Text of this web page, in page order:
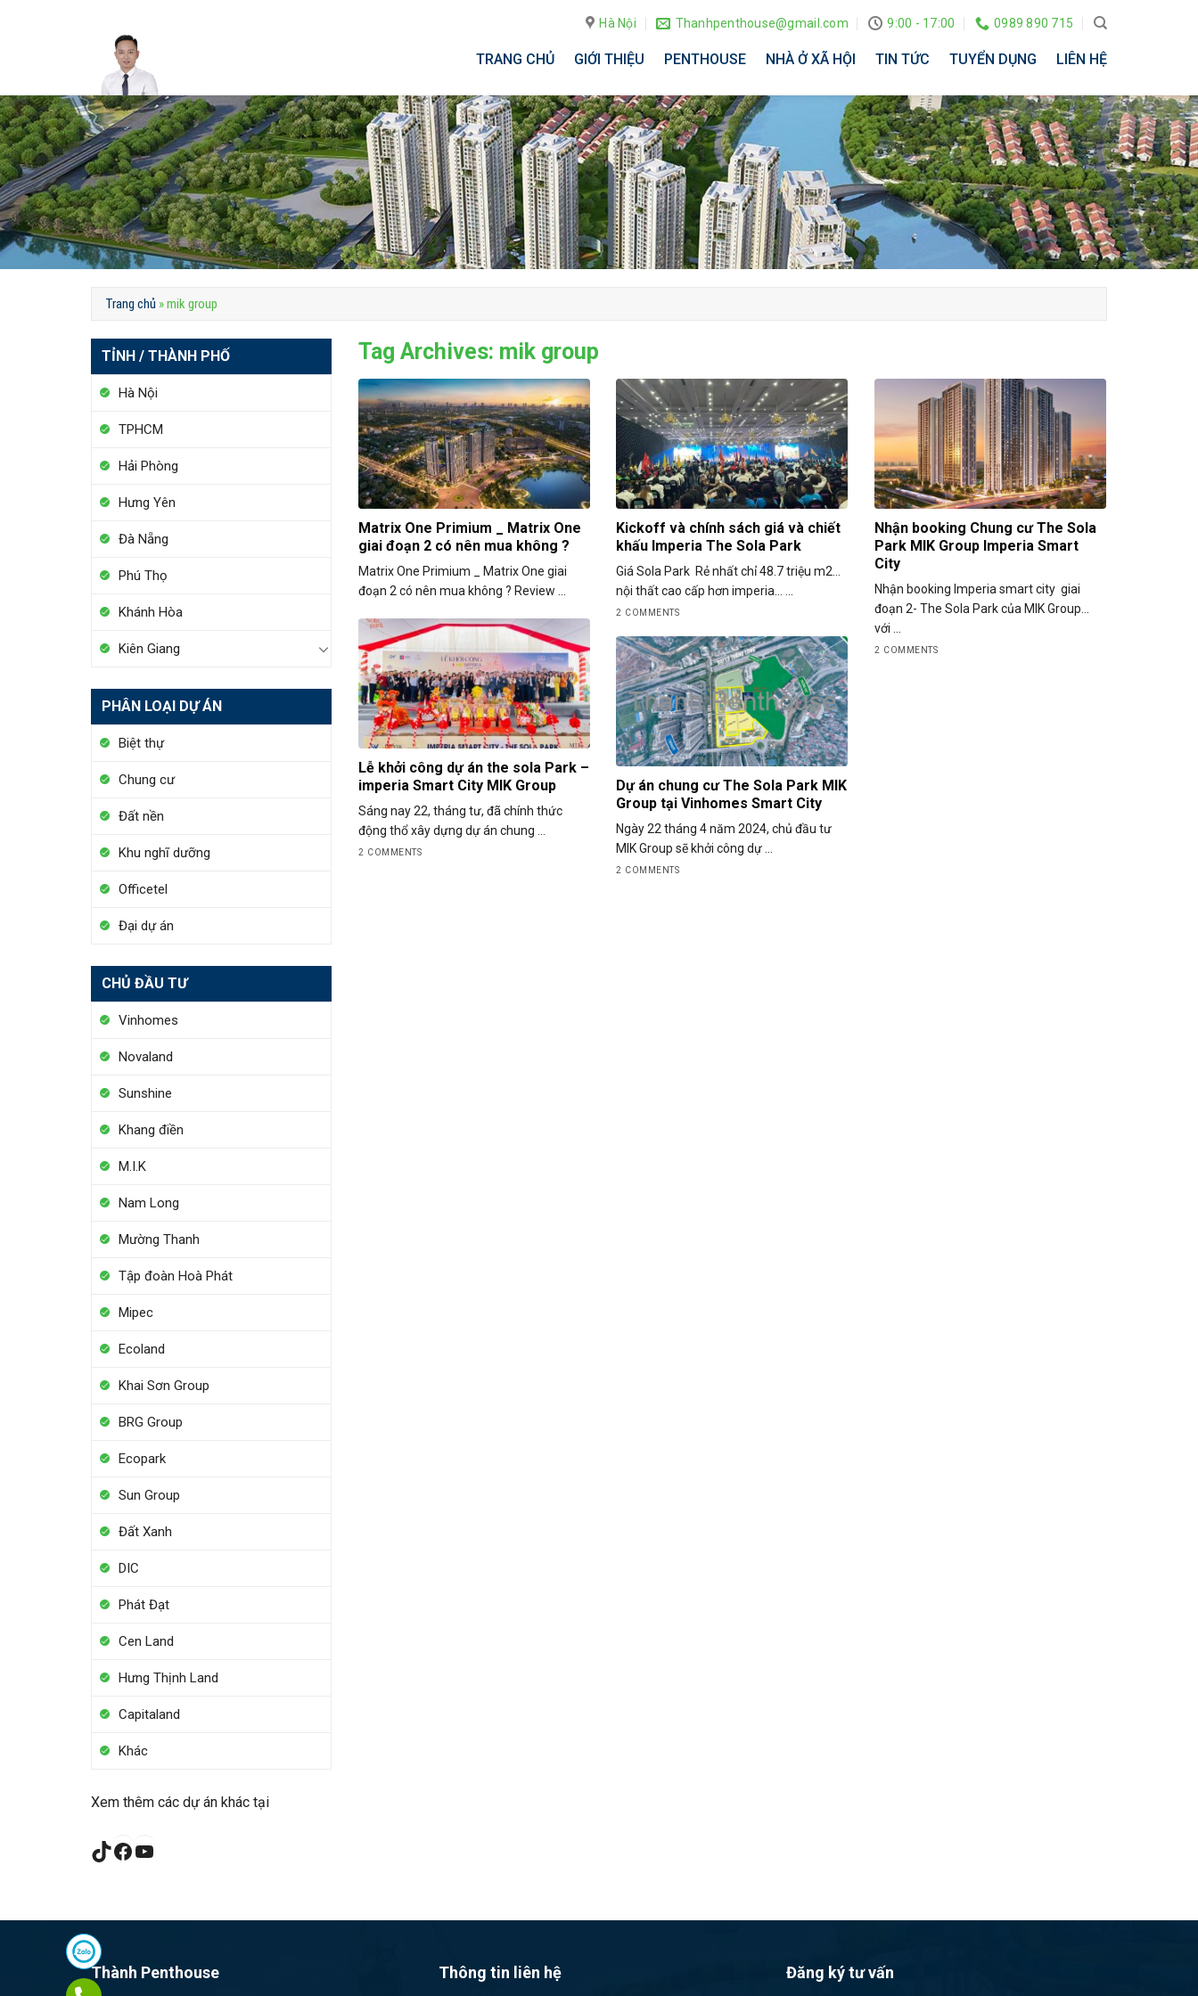
Hà Nội Thanhpenthouse@gmail.com 9:00 - 17:00 0989 890 715
TRANG CHỦ GIỚI THIỆU PENTHOUSE NHÀ Ở XÃ HỘI TIN TỨC TUYỂN DỤNG LIÊN HỆ
Trang chủ »mik group
TỈNH / THÀNH PHỐ
Hà Nội
TPHCM
Hải Phòng
Hưng Yên
Đà Nẵng
Phú Thọ
Khánh Hòa
Kiên Giang
PHÂN LOẠI DỰ ÁN
Biệt thự
Chung cư
Đất nền
Khu nghĩ dưỡng
Officetel
Đại dự án
CHỦ ĐẦU TƯ
Vinhomes
Novaland
Sunshine
Khang điền
M.I.K
Nam Long
Mường Thanh
Tập đoàn Hoà Phát
Mipec
Ecoland
Khai Sơn Group
BRG Group
Ecopark
Sun Group
Đất Xanh
DIC
Phát Đạt
Cen Land
Hưng Thịnh Land
Capitaland
Khác
Xem thêm các dự án khác tại
TikTok
Facebook
Tag Archives: mik group
Matrix One Primium _ Matrix One
giai đoạn 2 có nên mua không ?
Matrix One Primium _ Matrix One giai
đoạn 2 có nên mua không ? Review ...
Kickoff và chính sách giá và chiết
khấu Imperia The Sola Park
Giá Sola Park Rẻ nhất chỉ 48.7 triệu m2…
nội thất cao cấp hơn imperia… ...
2 COMMENTS
Nhận booking Chung cư The Sola
Park MIK Group Imperia Smart
City
Nhận booking Imperia smart city giai
đoạn 2- The Sola Park của MIK Group…
với ...
2 COMMENTS
Lễ khởi công dự án the sola Park –
imperia Smart City MIK Group
Sáng nay 22, tháng tư, đã chính thức
động thổ xây dựng dự án chung ...
2 COMMENTS
Dự án chung cư The Sola Park MIK
Group tại Vinhomes Smart City
Ngày 22 tháng 4 năm 2024, chủ đầu tư
MIK Group sẽ khởi công dự ...
2 COMMENTS
Thành Penthouse Thông tin liên hệ Đăng ký tư vấn